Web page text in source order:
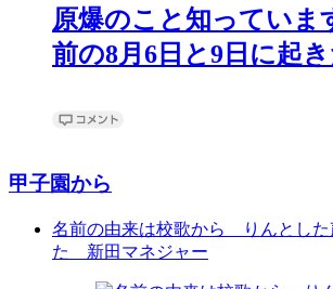
原爆のこと知ってい
前の8月6日と9日に起
甲子園から
名前の由来は校歌から りんとした
た 新田マネジャー